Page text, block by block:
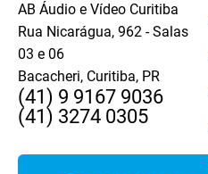
AB Áudio e Vídeo Curitiba
Rua Nicarágua, 962 - Salas
03 e 06
Bacacheri, Curitiba, PR
(41) 9 9167 9036
(41) 3274 0305